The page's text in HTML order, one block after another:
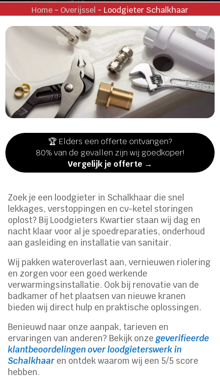
Home - Overijssel - Loodgieter Schalkhaar
🏆 Elders een offerte ontvangen?
80% van de gevallen zijn wij goedkoper!
Vergelijk je offerte →
Zoek je een loodgieter in Schalkhaar die snel
lekkages, verstoppingen en cv-ketel storingen
oplost? Bij Loodgieters Kwartier staan wij dag en
nacht klaar voor al je spoedreparaties, onderhoud
aan gasleiding en installatie van sanitair.
Wij pakken wateroverlast aan, vernieuwen riolering
en zorgen voor een goed werkende
verwarmingsinstallatie. Ook bij renovatie van de
badkamer of het plaatsen van nieuwe kranen
bieden wij direct hulp en praktische oplossingen.
Benieuwd naar onze aanpak, tarieven en
ervaringen van anderen? Bekijk onzegeverifieerde
klantbeoordelingen over loodgieterswerk in
Schalkhaar en ontdek waarom wij een 5/5 score
hebben.